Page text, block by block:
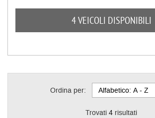
4 VEICOLI DISPONIBILI
Ordina per:
Trovati 4 risultati